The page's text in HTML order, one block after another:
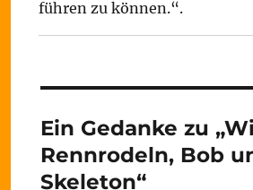
führen zu können.“.
Ein Gedanke zu
Rennrodeln, Bob
Skeleton“